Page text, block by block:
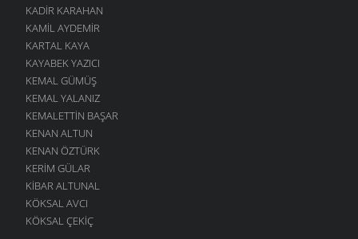
KADIR KARAHAN
KAMIL AYDEMIR
KARTAL KAYA
KAYABEK YAZICI
KEMAL GÜMÜŞ
KEMAL YALANIZ
KEMALETTIN BAŞAR
KENAN ALTUN
KENAN ÖZTÜRK
KERIM GÜLAR
KIBAR ALTUNAL
KÖKSAL AVCI
KÖKSAL ÇEKIÇ